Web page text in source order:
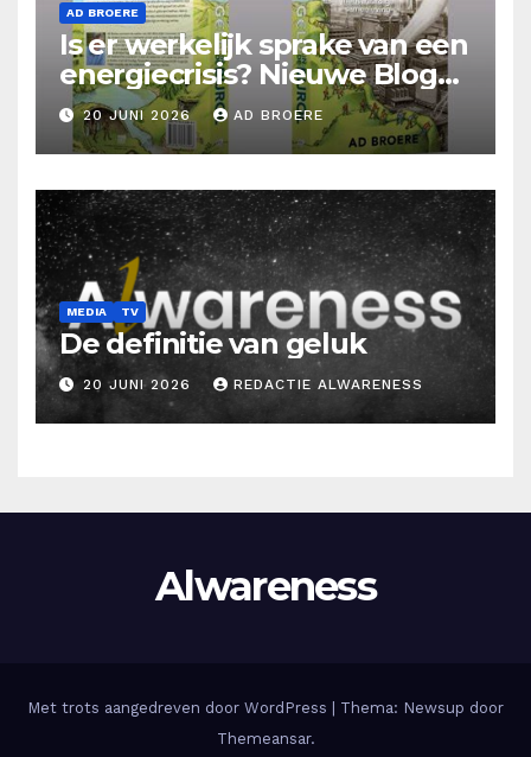
AD BROERE
Is er werkelijk sprake van een
energiecrisis? Nieuwe Blog
Ad Broere
20 JUNI 2026 AD BROERE
MEDIA TV
De definitie van geluk
20 JUNI 2026 REDACTIE ALWARENESS
Alwareness
Met trots aangedreven door WordPress
Thema: Newsup door
Themeansar.